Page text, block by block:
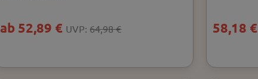
UVP:64,98 €
ab 52,89 € 58,18 €